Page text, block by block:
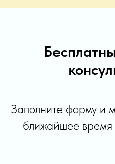
Заполните форму и
ближайшее время